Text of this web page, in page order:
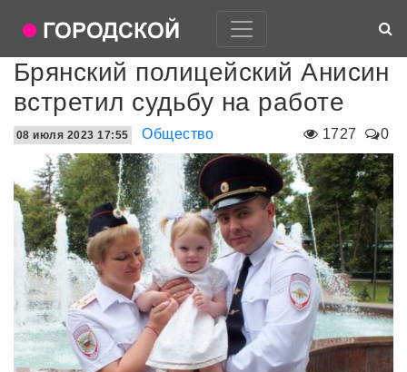
Брянский полицейский Анисин
встретил судьбу на работе
1727 0
08 июля 2023 17:55 Общество